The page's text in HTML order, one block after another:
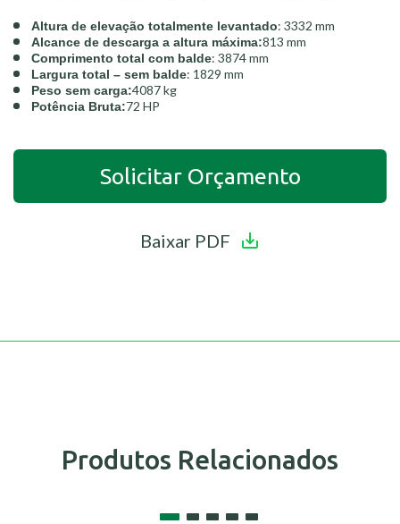
Altura de elevação totalmente levantado: 3332 mm
Alcance de descarga a altura máxima:813 mm
Comprimento total com balde: 3874 mm
Largura total – sem balde: 1829 mm
Peso sem carga:4087 kg
Potência Bruta:72 HP
Solicitar Orçamento
Baixar PDF
Produtos Relacionados
Preencha o formulário e em
que gostam de trabalhar em um ambiente